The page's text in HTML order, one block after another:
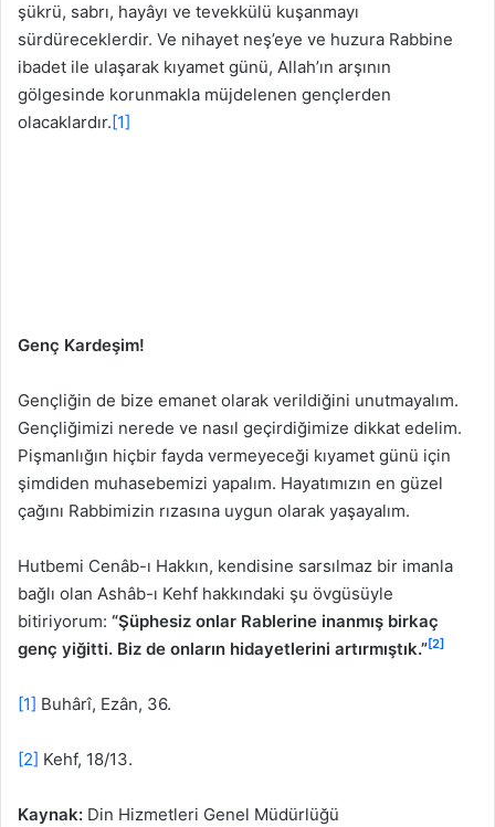
şükrü, sabrı, hayâyı ve tevekkülü kuşanmayı
sürdüreceklerdir. Ve nihayet neş’eye ve huzura Rabbine
ibadet ile ulaşarak kıyamet günü, Allah’ın arşının
gölgesinde korunmakla müjdelenen gençlerden
olacaklardır.[1]
Genç Kardeşim!
Gençliğin de bize emanet olarak verildiğini unutmayalım.
Gençliğimizi nerede ve nasıl geçirdiğimize dikkat edelim.
Pişmanlığın hiçbir fayda vermeyeceği kıyamet günü için
şimdiden muhasebemizi yapalım. Hayatımızın en güzel
çağını Rabbimizin rızasına uygun olarak yaşayalım.
Hutbemi Cenâb-ı Hakkın, kendisine sarsılmaz bir imanla
bağlı olan Ashâb-ı Kehf hakkındaki şu övgüsüyle
bitiriyorum: “Şüphesiz onlar Rablerine inanmış birkaç
genç yiğitti. Biz de onların hidayetlerini artırmıştık.”[2]
[1] Buhârî, Ezân, 36.
[2] Kehf, 18/13.
Kaynak: Din Hizmetleri Genel Müdürlüğü